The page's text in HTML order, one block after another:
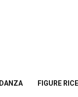
DANZA FIGURE